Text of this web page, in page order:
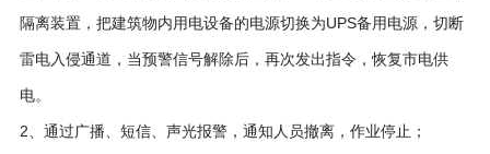
隔离装置，把建筑物内用电设备的电源切换为UPS备用电源，切断
雷电入侵通道，当预警信号解除后，再次发出指令，恢复市电供
电。
2、通过广播、短信、声光报警，通知人员撤离，作业停止；